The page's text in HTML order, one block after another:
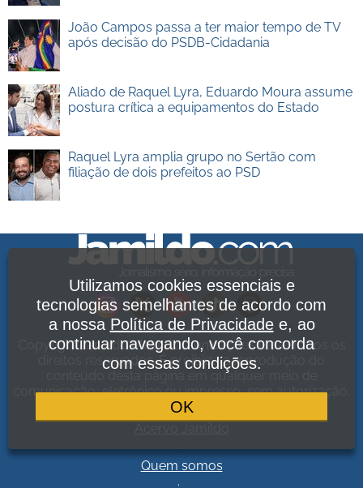
João Campos passa a ter maior tempo de TV
após decisão do PSDB-Cidadania
Aliado de Raquel Lyra, Eduardo Moura assume
postura crítica a equipamentos do Estado
Raquel Lyra amplia grupo no Sertão com
filiação de dois prefeitos ao PSD
Copyright Jamildo Melo Comunicações Ltda. Todos os
direitos reservados. É proibida a reprodução do
conteúdo desta página em qualquer meio de
comunicação, eletrônico ou impresso, sem autorização.
Política de Privacidade
Quem somos
.
Utilizamos cookies essenciais e
tecnologias semelhantes de acordo com
a nossa Política de Privacidadee, ao
continuar navegando, você concorda
com essas condições.
OK